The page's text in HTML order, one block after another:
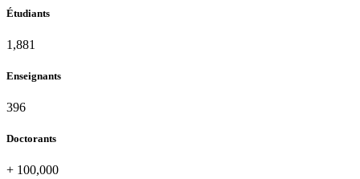
Étudiants
1,995
Enseignants
420
Doctorants
+ 100,000